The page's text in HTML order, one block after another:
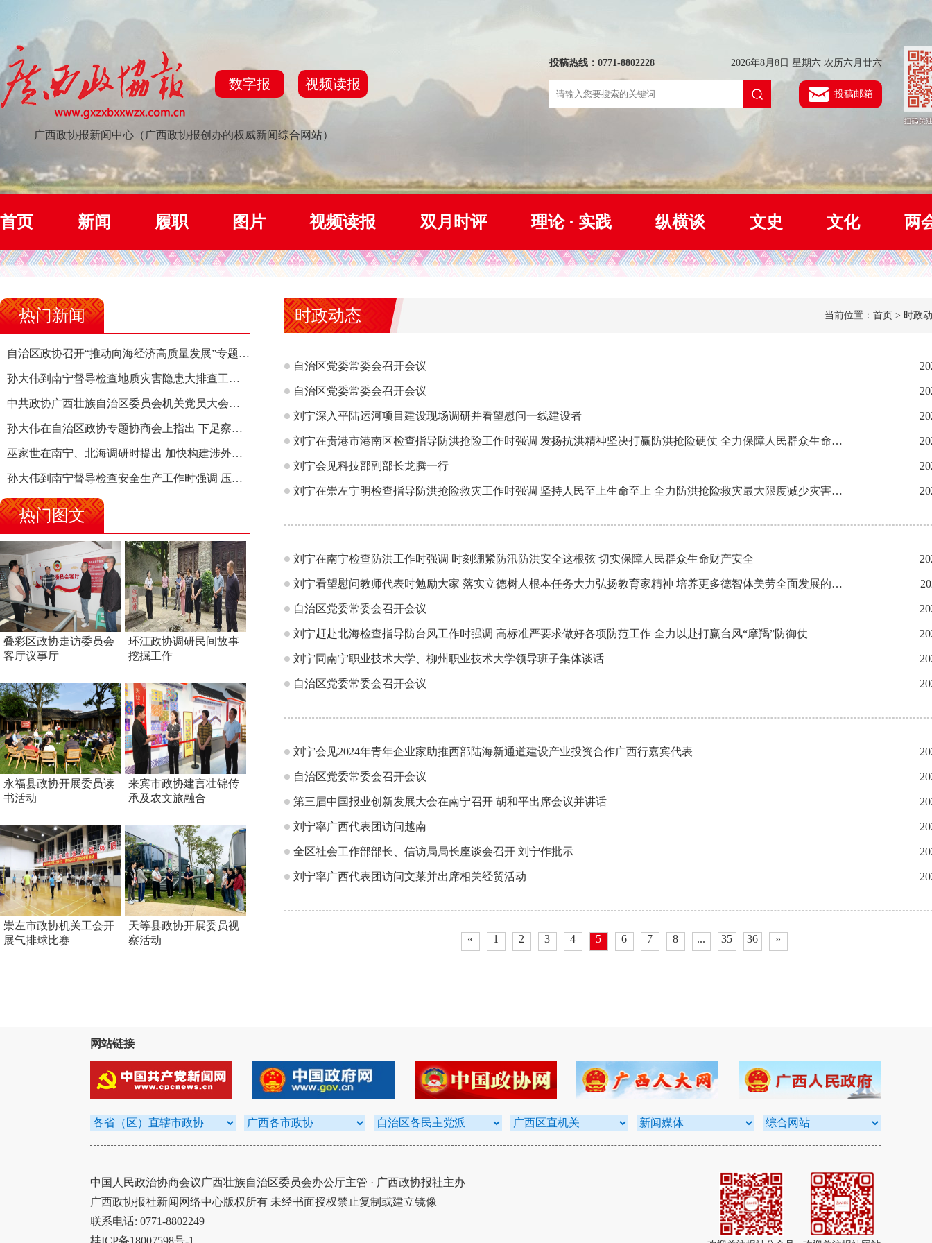
数字报 视频读报
广西政协报新闻中心（广西政协报创办的权威新闻综合网站）
投稿热线：0771-8802228 2026年8月8日 星期六 农历六月廿六
投稿邮箱
首页 新闻 履职 图片 视频读报 双月时评 理论 · 实践 纵横谈 文史 文化 两
热门新闻
自治区政协召开“推动向海经济高质量发展”专题调研座谈会 钱学明出席并讲话
孙大伟到南宁督导检查地质灾害隐患大排查工作时强调 筑牢地质灾害安全防线 全力保障人民群众生命财产安全
中共政协广西壮族自治区委员会机关党员大会召开 选举产生新一届机关党委、机关纪委
孙大伟在自治区政协专题协商会上指出 下足察识谋督之功 恪尽服务大局之责 助推有色金属、关键金属产业高质量发展
巫家世在南宁、北海调研时提出 加快构建涉外法律供给集群 护航向海经济高质量发展
孙大伟到南宁督导检查安全生产工作时强调 压紧压实责任 狠抓隐患整治 坚决筑牢安全生产防线
热门图文
叠彩区政协走访委员会
客厅议事厅
环江政协调研民间故事
挖掘工作
永福县政协开展委员读
书活动
来宾市政协建言壮锦传
承及农文旅融合
崇左市政协机关工会开
展气排球比赛
天等县政协开展委员视
察活动
时政动态 当前位置：首页 > 时政
自治区党委常委会召开会议
自治区党委常委会召开会议
刘宁深入平陆运河项目建设现场调研并看望慰问一线建设者
刘宁在贵港市港南区检查指导防洪抢险工作时强调 发扬抗洪精神坚决打赢防洪抢险硬仗 全力保障人民群众生命财产安全
刘宁会见科技部副部长龙腾一行
刘宁在崇左宁明检查指导防洪抢险救灾工作时强调 坚持人民至上生命至上 全力防洪抢险救灾最大限度减少灾害损失
刘宁在南宁检查防洪工作时强调 时刻绷紧防汛防洪安全这根弦 切实保障人民群众生命财产安全
刘宁看望慰问教师代表时勉励大家 落实立德树人根本任务大力弘扬教育家精神 培养更多德智体美劳全面发展的社会主义建设者和接班人
自治区党委常委会召开会议
刘宁赶赴北海检查指导防台风工作时强调 高标准严要求做好各项防范工作 全力以赴打赢台风“摩羯”防御仗
刘宁同南宁职业技术大学、柳州职业技术大学领导班子集体谈话
自治区党委常委会召开会议
刘宁会见2024年青年企业家助推西部陆海新通道建设产业投资合作广西行嘉宾代表
自治区党委常委会召开会议
第三届中国报业创新发展大会在南宁召开 胡和平出席会议并讲话
刘宁率广西代表团访问越南
全区社会工作部部长、信访局局长座谈会召开 刘宁作批示
刘宁率广西代表团访问文莱并出席相关经贸活动
« 1 2 3 4 5 6 7 8 ... 35 36 »
网站链接
中国人民政治协商会议广西壮族自治区委员会办公厅主管 · 广西政协报社主办
广西政协报社新闻网络中心版权所有 未经书面授权禁止复制或建立镜像
联系电话: 0771-8802249
桂ICP备18007598号-1